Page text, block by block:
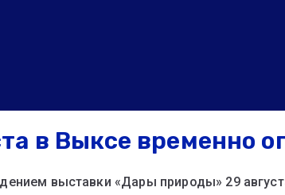
в Выксе временно
выставки «Дары природы» 29